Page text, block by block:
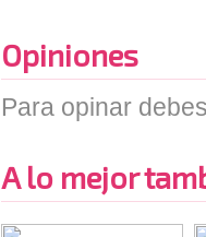
Opiniones
Para opinar
A lo mejor